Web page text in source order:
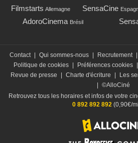
Filmstarts Allemagne SensaCine
AdoroCinema Brésil
Contact Qui sommes-nous Recrutement
Politique de cookies
Préférences cookies
Revue de presse
Charte d'écriture Les
©AlloCiné
Retrouvez tous les horaires et infos de votre
0 892 892 892(0,90€/